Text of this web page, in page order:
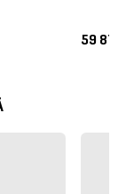
59